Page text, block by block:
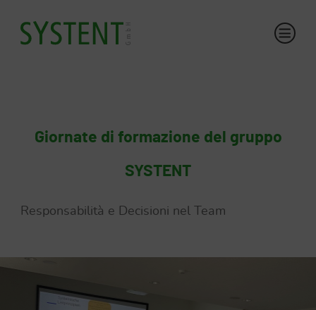
Giornate di formazione del gruppo
SYSTENT
Responsabilità e Decisioni nel Team